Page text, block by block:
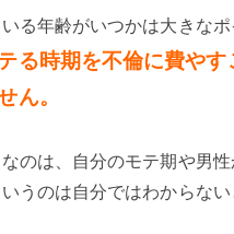
る年齢がいつかは大きなポ
る時期を不倫に費やす
ん。
のは、自分のモテ期や男
うのは自分ではわからな